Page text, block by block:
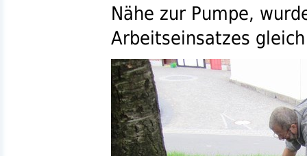
Nähe zur Pumpe,
Arbeitseinsatzes